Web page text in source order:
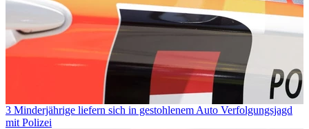
3 Minderjährige liefern sich in gestohlenem Auto Verfolgungsjagd
mit Polizei